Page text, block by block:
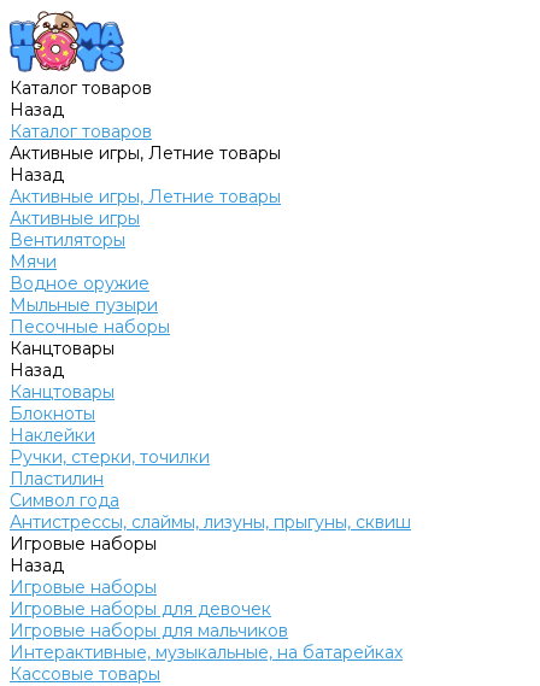
Каталог товаров
Назад
Каталог товаров
Активные игры, Летние товары
Назад
Активные игры, Летние товары
Активные игры
Вентиляторы
Мячи
Водное оружие
Мыльные пузыри
Песочные наборы
Канцтовары
Назад
Канцтовары
Блокноты
Наклейки
Ручки, стерки, точилки
Пластилин
Символ года
Антистрессы, слаймы, лизуны, прыгуны, сквиш
Игровые наборы
Назад
Игровые наборы
Игровые наборы для девочек
Игровые наборы для мальчиков
Интерактивные, музыкальные, на батарейках
Кассовые товары